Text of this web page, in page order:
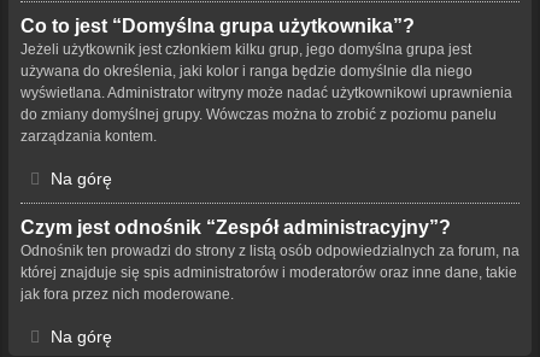
Co to jest “Domyślna grupa użytkownika”?
Jeżeli użytkownik jest członkiem kilku grup, jego domyślna grupa jest
używana do określenia, jaki kolor i ranga będzie domyślnie dla niego
wyświetlana. Administrator witryny może nadać użytkownikowi uprawnienia
do zmiany domyślnej grupy. Wówczas można to zrobić z poziomu panelu
zarządzania kontem.
Na górę
Czym jest odnośnik “Zespół administracyjny”?
Odnośnik ten prowadzi do strony z listą osób odpowiedzialnych za forum, na
której znajduje się spis administratorów i moderatorów oraz inne dane, takie
jak fora przez nich moderowane.
Na górę